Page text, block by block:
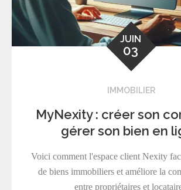
JUIN
03
IMMOBILIER
MyNexity : créer son
gérer son bien en
Voici comment l'espace client Nexity
de biens immobiliers et améliore la
entre propriétaires et